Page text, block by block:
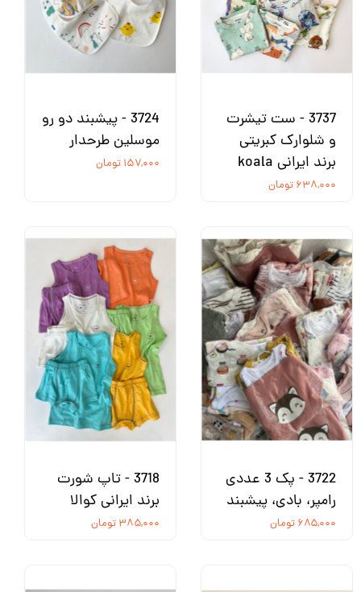
3737 - ست تیشرت
و شلوارک کبریتی
برند ایرانی koala
۶۳۸,۰۰۰ تومان
3724 - پیشبند دو رو
موسلین طرحدار
۱۵۷,۰۰۰ تومان
3722 - پک 3 عددی
رامپر، بادی، پیشبند
۶۸۵,۰۰۰ تومان
3718 - تاپ شورت
برند ایرانی کوالا
۳۸۵,۰۰۰ تومان